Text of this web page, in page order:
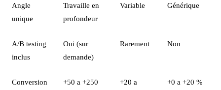
Angle
unique
Travaille en
profondeur
Variable Générique
A/B testing
inclus
Oui (sur
demande)
Rarement Non
Conversion
+50 a +250
+20 a
+0 a +20 %